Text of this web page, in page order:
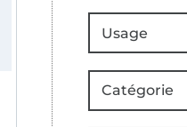
Usage
Catégorie